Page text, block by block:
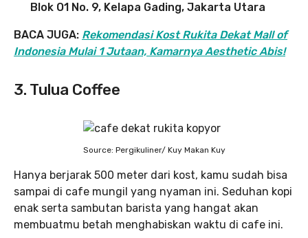
Blok O1 No. 9, Kelapa Gading, Jakarta Utara
BACA JUGA: Rekomendasi Kost Rukita Dekat Mall of
Indonesia Mulai 1 Jutaan, Kamarnya Aesthetic Abis!
3. Tulua Coffee
Source: Pergikuliner/ Kuy Makan Kuy
Hanya berjarak 500 meter dari kost, kamu sudah bisa
sampai di cafe mungil yang nyaman ini. Seduhan kopi
enak serta sambutan barista yang hangat akan
membuatmu betah menghabiskan waktu di cafe ini.